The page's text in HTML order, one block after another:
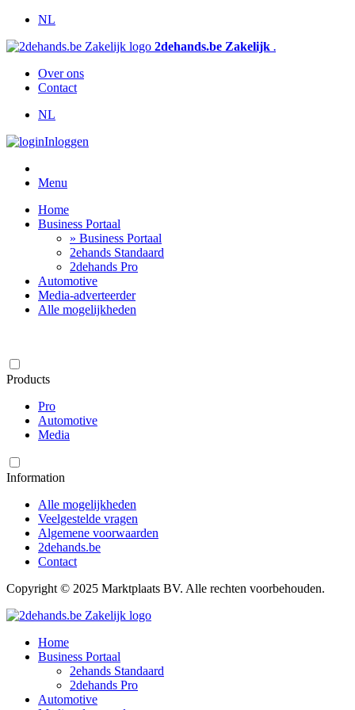
NL
2dehands.be Zakelijk .
Over ons
Contact
NL
Inloggen
Menu
Home
Business Portaal
» Business Portaal
2ehands Standaard
2dehands Pro
Automotive
Media-adverteerder
Alle mogelijkheden
Products
Pro
Automotive
Media
Information
Alle mogelijkheden
Veelgestelde vragen
Algemene voorwaarden
2dehands.be
Contact
Copyright © 2025 Marktplaats BV. Alle rechten voorbehouden.
Home
Business Portaal
2ehands Standaard
2dehands Pro
Automotive